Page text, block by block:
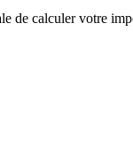
de calculer votre